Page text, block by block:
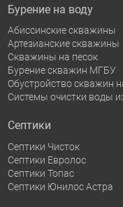
Бурение на воду
Абиссинские скважины
Артезианские скважины
Скважины на песок
Бурение скважин МГБУ
Обустройство скважин
Системы очистки воды
Септики
Септики Чисток
Септики Евролос
Септики Топас
Септики Юнилос Астра